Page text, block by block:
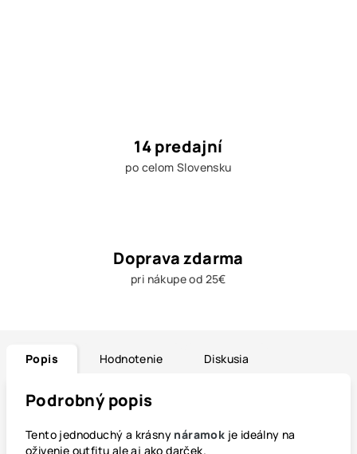
14 predajní
po celom Slovensku
Doprava zdarma
pri nákupe od 25€
Popis Hodnotenie Diskusia
Podrobný popis
Tento jednoduchý a krásny náramok je ideálny na
oživenie outfitu ale aj ako darček.